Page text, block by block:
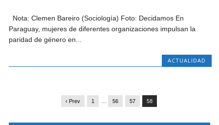
Nota: Clemen Bareiro (Sociología) Foto: Decidamos En
Paraguay, mujeres de diferentes organizaciones impulsan la
paridad de género en...
ACTUALIDAD
‹ Prev 1 56 57 58